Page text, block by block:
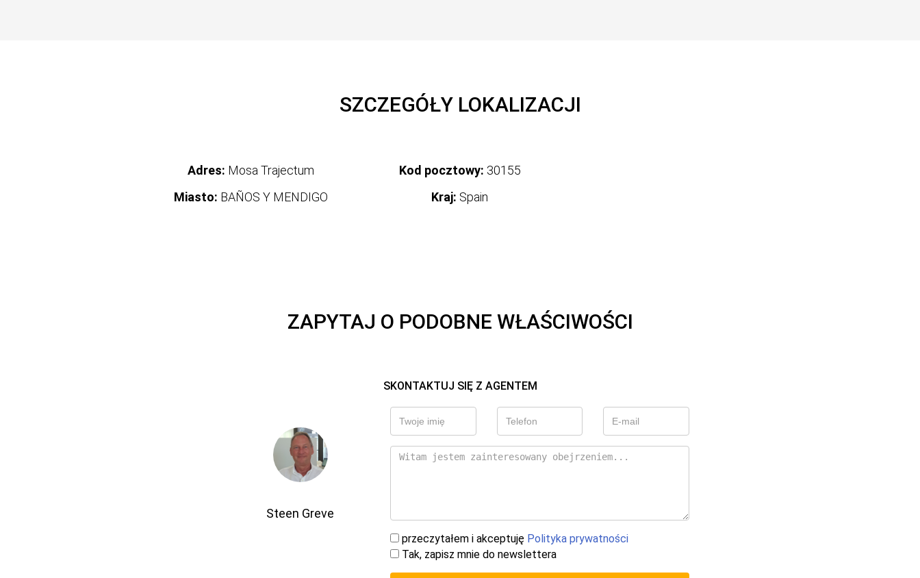
SZCZEGÓŁY LOKALIZACJI
Adres: Mosa Trajectum
Miasto: BAÑOS Y MENDIGO
Kod pocztowy: 30155
Kraj: Spain
ZAPYTAJ O PODOBNE WŁAŚCIWOŚCI
SKONTAKTUJ SIĘ Z AGENTEM
Steen Greve
przeczytałem i akceptuję Polityka prywatności
Tak, zapisz mnie do newslettera